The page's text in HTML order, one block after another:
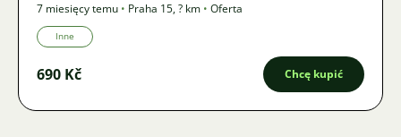
7 miesięcy temu • Praha 15,? km • Oferta
Inne
690 Kč Chcę kupić